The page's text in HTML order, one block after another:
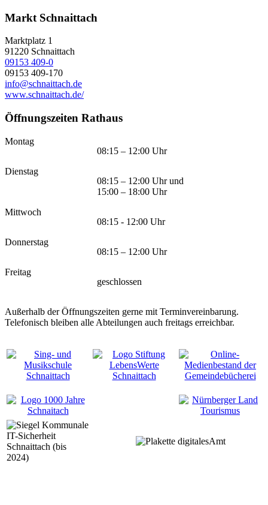
Markt Schnaittach
Marktplatz 1
91220 Schnaittach
09153 409-0
09153 409-170
info@schnaittach.de
www.schnaittach.de/
Öffnungszeiten Rathaus
Montag
08:15 – 12:00 Uhr
Dienstag
08:15 – 12:00 Uhr und
15:00 – 18:00 Uhr
Mittwoch
08:15 - 12:00 Uhr
Donnerstag
08:15 – 12:00 Uhr
Freitag
geschlossen
Außerhalb der Öffnungszeiten gerne mit Terminvereinbarung.
Telefonisch bleiben alle Abteilungen auch freitags erreichbar.